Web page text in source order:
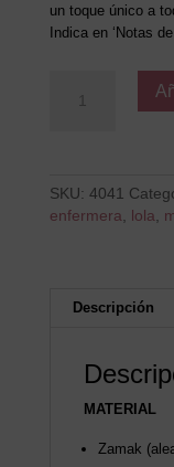
un toque único a
Indica en ‘Notas
Collar
SKU: 4041
enfermera, lola,
Descripción
MATERIAL
Zamak